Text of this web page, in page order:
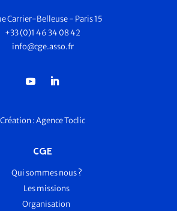
Carrier-Belleuse - Paris 15
+33 (0)1 46 34 08 42
info@cge.asso.fr
Création :Agence Toclic
CGE
Qui sommes nous ?
Les missions
Organisation